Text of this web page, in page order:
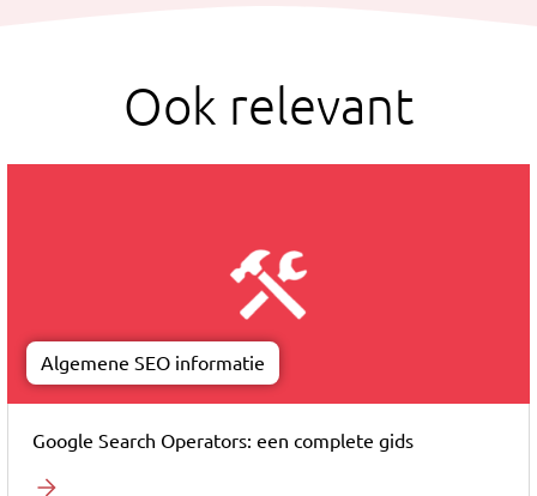
Ook relevant
Algemene SEO informatie
Google Search Operators: een complete gids